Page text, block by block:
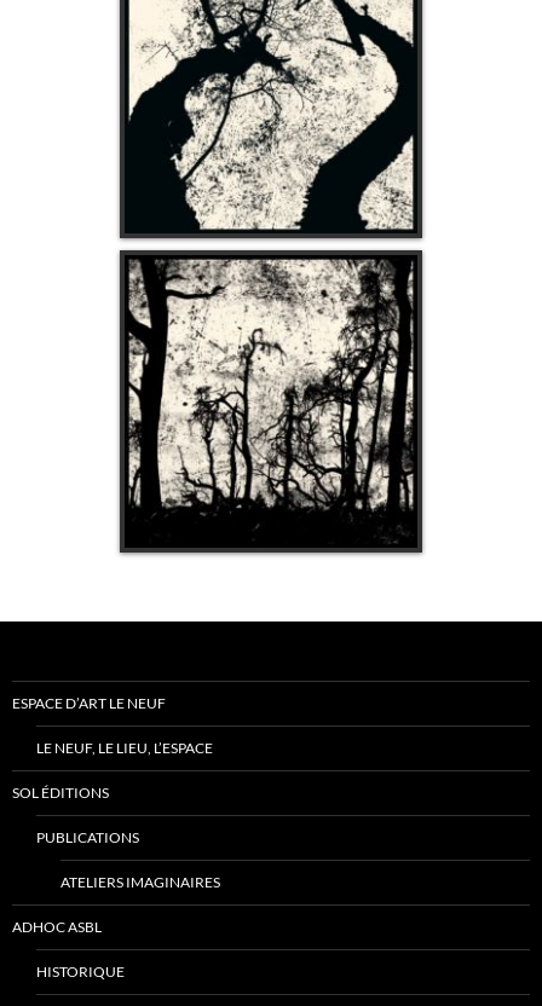
ESPACE D’ART LE NEUF
LE NEUF, LE LIEU, L’ESPACE
SOL ÉDITIONS
PUBLICATIONS
ATELIERS IMAGINAIRES
ADHOC ASBL
HISTORIQUE